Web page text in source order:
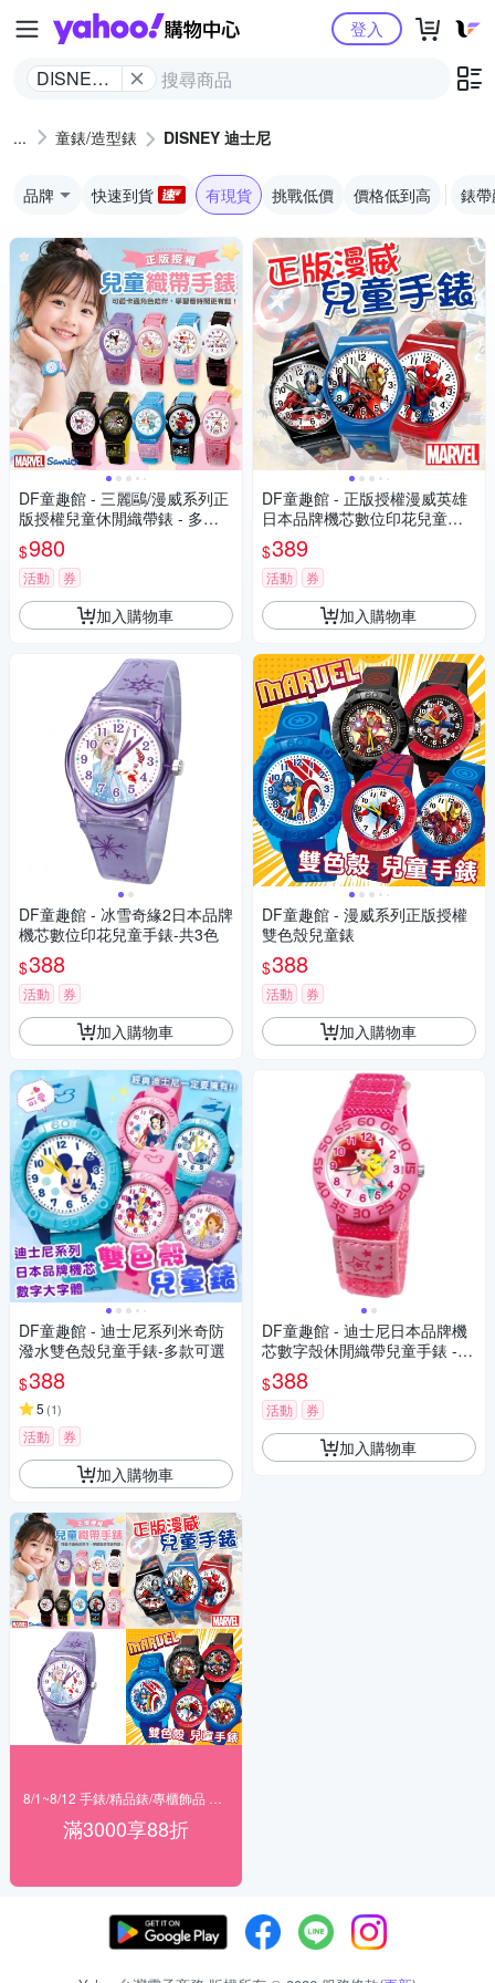
Yahoo購物中心
DISNEY
登入
童錶/造型錶 DISNEY 迪士尼
品牌 快速到貨 有現貨 挑戰低價 價格低到高 錶
DF童趣館 - 三麗鷗/漫威系列正
版授權兒童休閒織帶錶 - 多款
可選
$980
活動 券
加入購物車
DF童趣館 - 冰雪奇緣2日本品牌
機芯數位印花兒童手錶-共3色
$388
活動 券
加入購物車
DF童趣館 - 迪士尼系列米奇防
潑水雙色殼兒童手錶-多款可選
$388
5 (1)
活動 券
加入購物車
滿3000享88折
DF童趣館 - 正版授權漫威英雄
日本品牌機芯數位印花兒童手
錶
$389
活動 券
加入購物車
DF童趣館 - 漫威系列正版授權
雙色殼兒童錶
$388
活動 券
加入購物車
DF童趣館 - 迪士尼日本品牌機
芯數字殼休閒織帶兒童手錶 -
多款可選
$388
活動 券
加入購物車